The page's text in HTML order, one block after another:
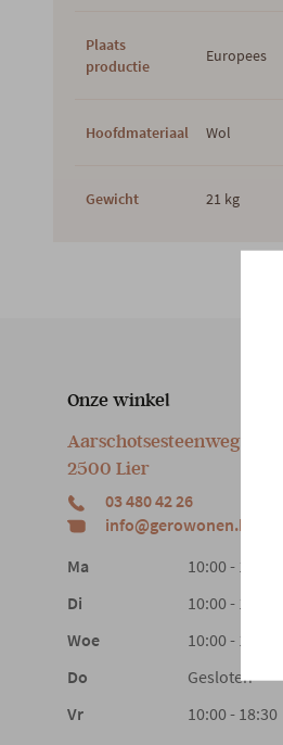
Plaats
productie
Europees
Hoofdmateriaal Wol
Gewicht 21 kg
Onze winkel
Aarschotsesteenweg 151
2500 Lier
03 480 42 26
info@gerowonen.be
Ma
10:00 - 18:30
Di
10:00 - 18:30
Woe
10:00 - 18:30
Do
Gesloten
Vr
10:00 - 18:30